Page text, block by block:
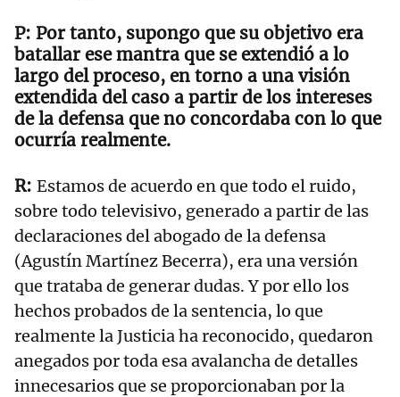
Por tanto, supongo que su objetivo era
batallar ese mantra que se extendió a lo
largo del proceso, en torno a una visión
extendida del caso a partir de los intereses
de la defensa que no concordaba con lo que
ocurría realmente.
Estamos de acuerdo en que todo el ruido,
sobre todo televisivo, generado a partir de las
declaraciones del abogado de la defensa
(Agustín Martínez Becerra), era una versión
que trataba de generar dudas. Y por ello los
hechos probados de la sentencia, lo que
realmente la Justicia ha reconocido, quedaron
anegados por toda esa avalancha de detalles
innecesarios que se proporcionaban por la